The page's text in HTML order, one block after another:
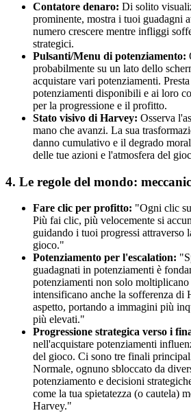
Contatore denaro: Di solito
prominente, mostra i tuoi guadagni
numero crescere mentre infliggi
strategici.
Pulsanti/Menu di potenziamento:
probabilmente su un lato dello
acquistare vari potenziamenti.
potenziamenti disponibili e ai loro
per la progressione e il profitto.
Stato visivo di Harvey: Osserva
mano che avanzi. La sua
danno cumulativo e il degrado
delle tue azioni e l'atmosfera del
4. Le regole del mondo:
Fare clic per profitto: "Ogni clic
Più fai clic, più velocemente si
guidando i tuoi progressi attraverso
gioco."
Potenziamento per l'escalation:
guadagnati in potenziamenti è
potenziamenti non solo
intensificano anche la sofferenza di
aspetto, portando a immagini più
più elevati."
Progressione strategica verso i
nell'acquistare potenziamenti
del gioco. Ci sono tre finali
Normale, ognuno sbloccato da
potenziamento e decisioni
come la tua spietatezza (o cautela)
Harvey."